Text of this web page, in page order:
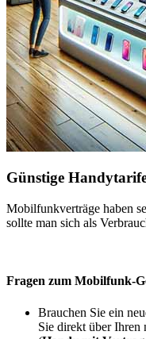
Günstige
Mobilfunkverträge haben
sollte man sich als
Fragen zum Mobilfunk-
Brauchen Sie ein
Sie direkt über Ihren